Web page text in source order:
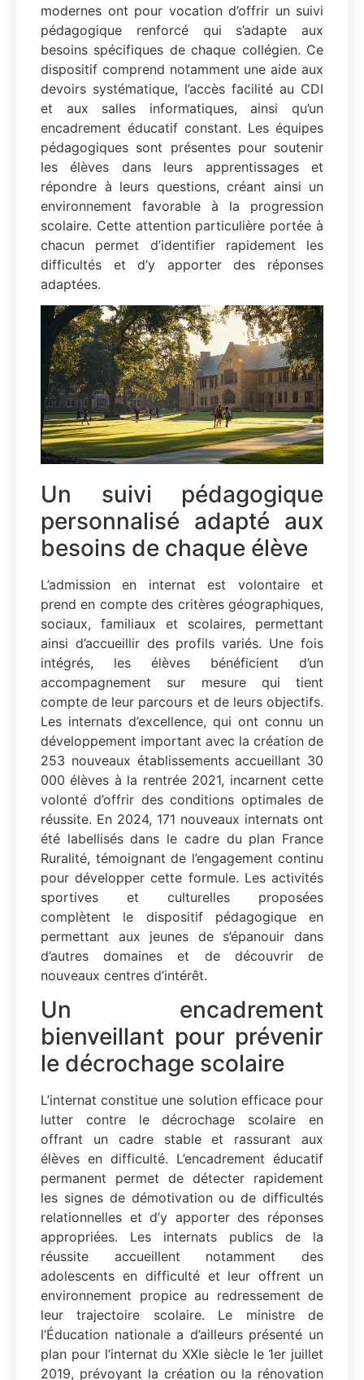
modernes ont pour vocation d’offrir un suivi
pédagogique renforcé qui s’adapte aux
besoins spécifiques de chaque collégien. Ce
dispositif comprend notamment une aide aux
devoirs systématique, l’accès facilité au CDI
et aux salles informatiques, ainsi qu’un
encadrement éducatif constant. Les équipes
pédagogiques sont présentes pour soutenir
les élèves dans leurs apprentissages et
répondre à leurs questions, créant ainsi un
environnement favorable à la progression
scolaire. Cette attention particulière portée à
chacun permet d’identifier rapidement les
difficultés et d’y apporter des réponses
adaptées.
Un suivi pédagogique
personnalisé adapté aux
besoins de chaque élève
L’admission en internat est volontaire et
prend en compte des critères géographiques,
sociaux, familiaux et scolaires, permettant
ainsi d’accueillir des profils variés. Une fois
intégrés, les élèves bénéficient d’un
accompagnement sur mesure qui tient
compte de leur parcours et de leurs objectifs.
Les internats d’excellence, qui ont connu un
développement important avec la création de
253 nouveaux établissements accueillant 30
000 élèves à la rentrée 2021, incarnent cette
volonté d’offrir des conditions optimales de
réussite. En 2024, 171 nouveaux internats ont
été labellisés dans le cadre du plan France
Ruralité, témoignant de l’engagement continu
pour développer cette formule. Les activités
sportives et culturelles proposées
complètent le dispositif pédagogique en
permettant aux jeunes de s’épanouir dans
d’autres domaines et de découvrir de
nouveaux centres d’intérêt.
Un encadrement
bienveillant pour prévenir
le décrochage scolaire
L’internat constitue une solution efficace pour
lutter contre le décrochage scolaire en
offrant un cadre stable et rassurant aux
élèves en difficulté. L’encadrement éducatif
permanent permet de détecter rapidement
les signes de démotivation ou de difficultés
relationnelles et d’y apporter des réponses
appropriées. Les internats publics de la
réussite accueillent notamment des
adolescents en difficulté et leur offrent un
environnement propice au redressement de
leur trajectoire scolaire. Le ministre de
l’Éducation nationale a d’ailleurs présenté un
plan pour l’internat du XXIe siècle le 1er juillet
2019, prévoyant la création ou la rénovation